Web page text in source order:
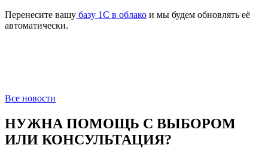
Перенесите вашу базу 1C в облако и мы будем обновлять её
автоматически.
Все новости
НУЖНА ПОМОЩЬ С ВЫБОРОМ
ИЛИ КОНСУЛЬТАЦИЯ?